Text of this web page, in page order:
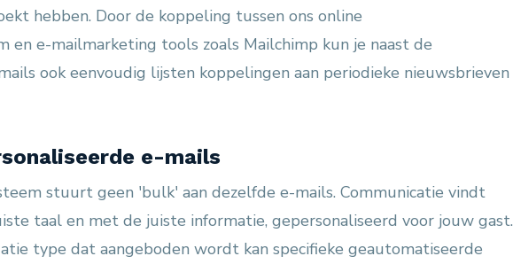
hebben. Door de koppeling tussen ons online
en e-mailmarketing tools zoals Mailchimp kun je naast de
ook eenvoudig lijsten koppelingen aan periodieke nieuwsbrieven
e-mails
stuurt geen 'bulk' aan dezelfde e-mails. Communicatie vindt
taal en met de juiste informatie, gepersonaliseerd voor jouw gast.
type dat aangeboden wordt kan specifieke geautomatiseerde